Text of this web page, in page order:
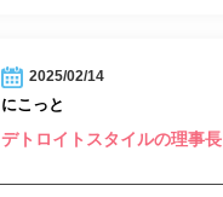
2025/02/14
にこっと
デトロイトスタイルの理事長